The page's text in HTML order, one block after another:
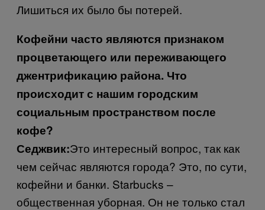
Лишиться их было бы потерей.
Кофейни часто являются признаком
процветающего или переживающего
джентрификацию района. Что
происходит с нашим городским
социальным пространством после
кофе?
Седжвик:Это интересный вопрос, так как
чем сейчас являются города? Это, по сути,
кофейни и банки. Starbucks –
общественная уборная. Он не только стал